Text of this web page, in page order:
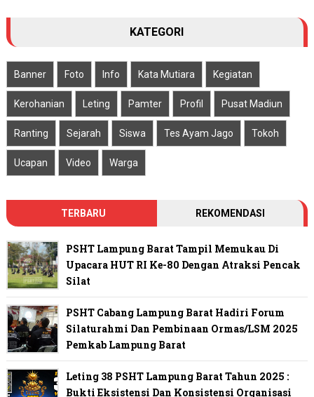
KATEGORI
Banner Foto Info Kata Mutiara Kegiatan
Kerohanian Leting Pamter Profil Pusat Madiun
Ranting Sejarah Siswa Tes Ayam Jago Tokoh
Ucapan Video Warga
TERBARU REKOMENDASI
PSHT Lampung Barat Tampil Memukau Di
Upacara HUT RI Ke-80 Dengan Atraksi Pencak
Silat
PSHT Cabang Lampung Barat Hadiri Forum
Silaturahmi Dan Pembinaan Ormas/LSM 2025
Pemkab Lampung Barat
Leting 38 PSHT Lampung Barat Tahun 2025 :
Bukti Eksistensi Dan Konsistensi Organisasi